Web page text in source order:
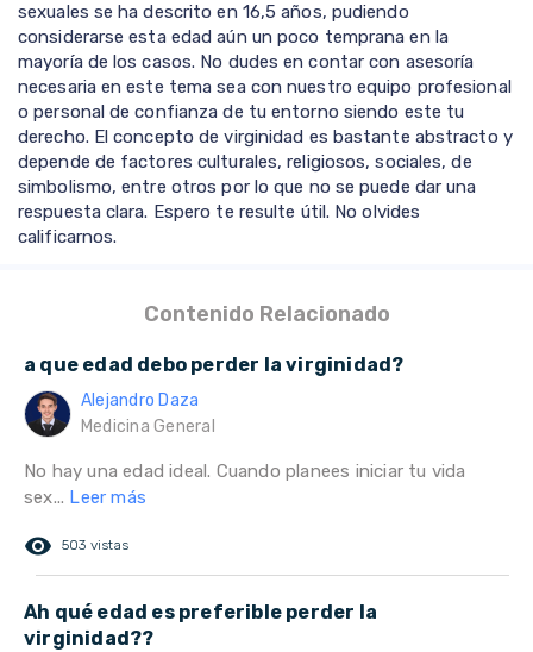
sexuales se ha descrito en 16,5 años, pudiendo
considerarse esta edad aún un poco temprana en la
mayoría de los casos. No dudes en contar con asesoría
necesaria en este tema sea con nuestro equipo profesional
o personal de confianza de tu entorno siendo este tu
derecho. El concepto de virginidad es bastante abstracto y
depende de factores culturales, religiosos, sociales, de
simbolismo, entre otros por lo que no se puede dar una
respuesta clara. Espero te resulte útil. No olvides
calificarnos.
Contenido Relacionado
a que edad debo perder la virginidad?
Alejandro Daza
Medicina General
No hay una edad ideal. Cuando planees iniciar tu vida
sex... Leer más
remove_red_eye 503 vistas
Ah qué edad es preferible perder la
virginidad??